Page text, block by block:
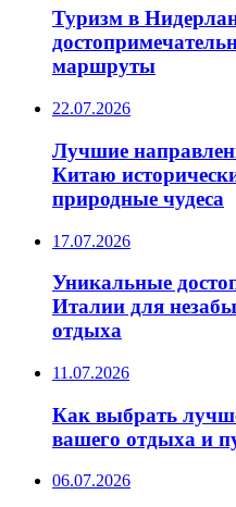
Туризм в
маршруты
22.07.2026
Лучшие
Китаю
природные чудеса
17.07.2026
Уникальные
Италии для
отдыха
11.07.2026
Как выбрать
вашего отдыха и
06.07.2026